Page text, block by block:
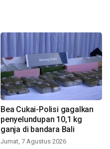
Bea Cukai-Polisi gagalkan
penyelundupan 10,1 kg
ganja di bandara Bali
Jumat, 7 Agustus 2026